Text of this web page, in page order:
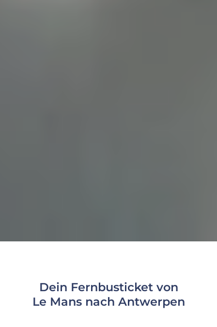
Dein Fernbusticket von
Le Mans nach Antwerpen